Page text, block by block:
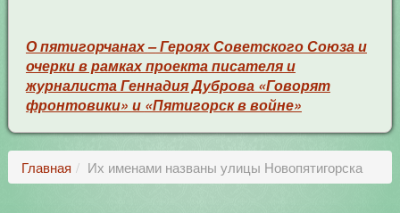
О пятигорчанах–Героях Советского Союза и
очерки в рамках проекта писателя и
журналиста Геннадия Дуброва «Говорят
фронтовики» и «Пятигорск в войне»
Главная Их именами названы улицы Новопятигорска